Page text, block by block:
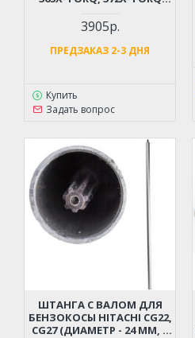
3905р.
ПРЕДЗАКАЗ 2-3 ДНЯ
Купить
Задать вопрос
ШТАНГА С ВАЛОМ ДЛЯ
БЕНЗОКОСЫ HITACHI CG22,
CG27 (ДИАМЕТР - 24 ММ, 7